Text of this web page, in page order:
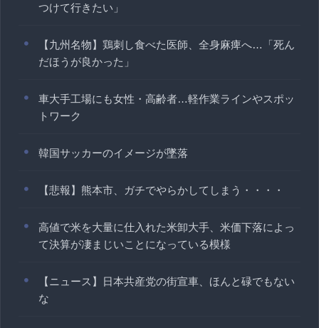
つけて行きたい」
【九州名物】鶏刺し食べた医師、全身麻痺へ…「死ん
だほうが良かった」
車大手工場にも女性・高齢者…軽作業ラインやスポッ
トワーク
韓国サッカーのイメージが墜落
【悲報】熊本市、ガチでやらかしてしまう・・・・
高値で米を大量に仕入れた米卸大手、米価下落によっ
て決算が凄まじいことになっている模様
【ニュース】日本共産党の街宣車、ほんと碌でもない
な